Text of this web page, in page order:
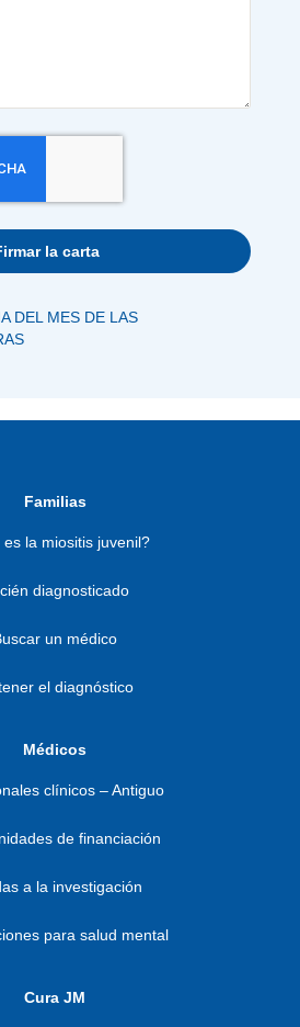
la carta
DEL MES DE LAS
Familias
es la miositis juvenil?
diagnosticado
un médico
el diagnóstico
Médicos
clínicos – Antiguo
de financiación
a la investigación
para salud mental
Cura JM